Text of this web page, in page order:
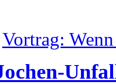
Vortrag: